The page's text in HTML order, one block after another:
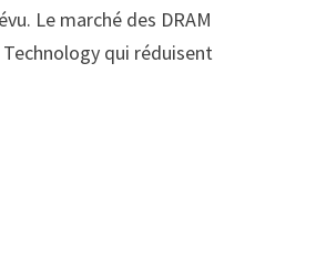
Le marché des DRAM
qui réduisent